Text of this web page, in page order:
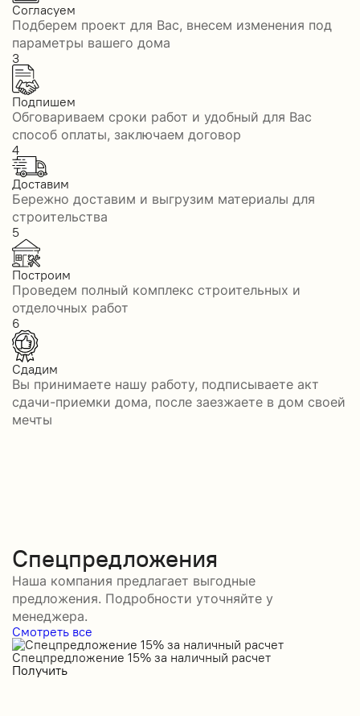
Согласуем
Подберем проект для Вас, внесем изменения под
параметры вашего дома
3
Подпишем
Обговариваем сроки работ и удобный для Вас
способ оплаты, заключаем договор
4
Доставим
Бережно доставим и выгрузим материалы для
строительства
5
Построим
Проведем полный комплекс строительных и
отделочных работ
6
Сдадим
Вы принимаете нашу работу, подписываете акт
сдачи-приемки дома, после заезжаете в дом своей
мечты
Спецпредложения
Наша компания предлагает выгодные
предложения. Подробности уточняйте у
менеджера.
Смотреть все
Спецпредложение 15% за наличный расчет
Получить